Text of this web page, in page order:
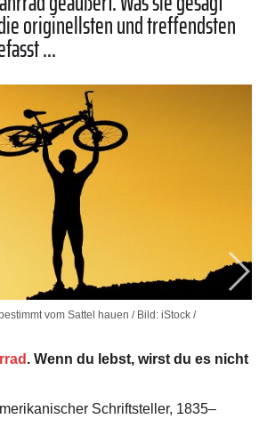
originellsten und treffendsten
...
vom Sattel hauen / Bild: iStock /
. Wenn du lebst, wirst du es nicht
Schriftsteller, 1835–